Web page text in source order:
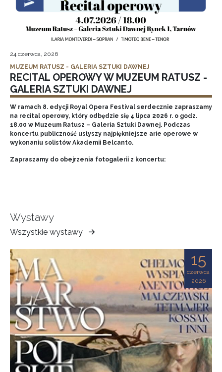
24 czerwca, 2026
MUZEUM RATUSZ - GALERIA SZTUKI DAWNEJ
RECITAL OPEROWY W MUZEUM RATUSZ -
GALERIA SZTUKI DAWNEJ
W ramach 8. edycji Royal Opera Festival serdecznie zapraszamy
na recital operowy, który odbędzie się 4 lipca 2026 r. o godz.
18.00 w Muzeum Ratusz – Galeria Sztuki Dawnej. Podczas
koncertu publiczność usłyszy najpiękniejsze arie operowe w
wykonaniu solistów Akademii Belcanto.
Zapraszamy do obejrzenia fotogalerii z koncertu:
Wystawy
Wszystkie wystawy
Muzeum
Ziemi
Tarnowskiej
15
czerwca
2026